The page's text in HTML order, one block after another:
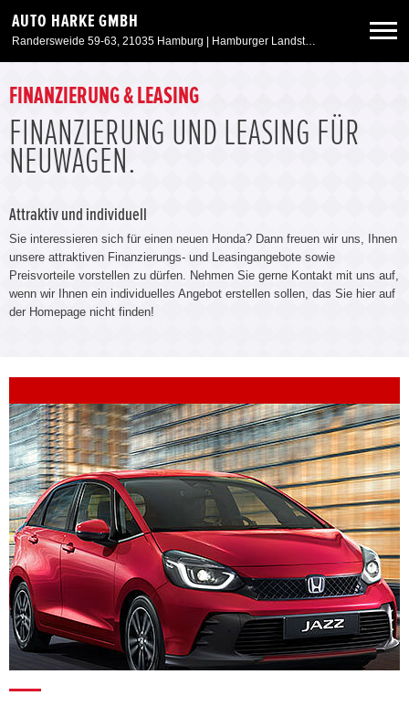
AUTO HARKE GMBH
Randersweide 59-63, 21035 Hamburg | Hamburger Landstr. 50, 21357 Bardowick
Neuwagen
Gebrauchtwagen
Service & Zubehör
Unser Autohaus
FINANZIERUNG & LEASING
FINANZIERUNG UND LEASING FÜR
NEUWAGEN.
Attraktiv und individuell
Sie interessieren sich für einen neuen Honda? Dann freuen wir uns, Ihnen
unsere attraktiven Finanzierungs- und Leasingangebote sowie
Preisvorteile vorstellen zu dürfen. Nehmen Sie gerne Kontakt mit uns auf,
wenn wir Ihnen ein individuelles Angebot erstellen sollen, das Sie hier auf
der Homepage nicht finden!